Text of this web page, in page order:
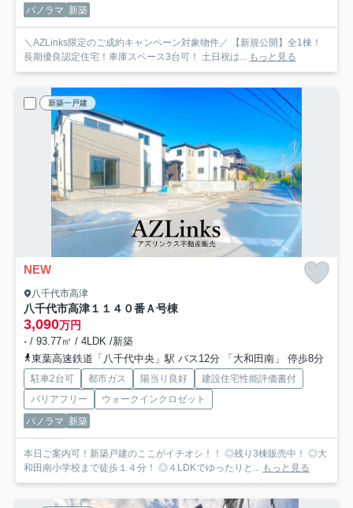
パノラマ 新築
＼AZLinks限定のご成約キャンペーン対象物件／ 【新規公開】全1棟！
長期優良認定住宅！車庫スペース3台可！ 土日祝は... もっと見る
新築一戸建
NEW
八千代市高津
八千代市高津１１４０番Ａ号棟
3,090万円
- / 93.77㎡ / 4LDK /新築
東葉高速鉄道「八千代中央」駅 バス12分 「大和田南」 停歩8分
駐車2台可 都市ガス 陽当り良好
建設住宅性能評価書付
バリアフリー
ウォークインクロゼット
パノラマ 新築
本日ご案内可！新築戸建のここがイチオシ！！ ◎残り3棟販売中！ ◎大
和田南小学校まで徒歩１４分！ ◎４LDKでゆったりと... もっと見る